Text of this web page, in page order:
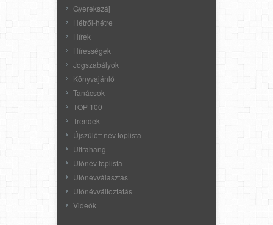
Gyerekszáj
Hétről-hétre
Hírek
Hírességek
Jogszabályok
Könyvajánló
Tanácsok
TOP 100
Trendek
Újszülött név toplista
Ultrahang
Utónév toplista
Utónévválasztás
Utónévváltoztatás
Videók